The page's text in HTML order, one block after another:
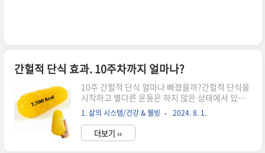
간헐적 단식 효과. 10주차까지 얼마나?
10주 간헐적 단식 얼마나 빠졌을까?간헐적 단식을
시작하고 별다른 운동은 하지 않은 상태에서 있는
그대로의 변화는 체중 -2.2kg 체지방 -1.0kg. 체지
방 1kg 감량은 약 7700 Kcal를 소비해야 한다. (지
방 1g은 = 9kcal의 열량을 내고, 지방조직은 약
86%가 지방, 나머지는 단백질, 무기질, 물 등으로
1. 삶의 시스템/건강 & 웰빙 2024. 8. 1.
더보기 ››